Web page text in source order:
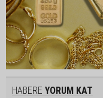
HABERE YORUM KAT